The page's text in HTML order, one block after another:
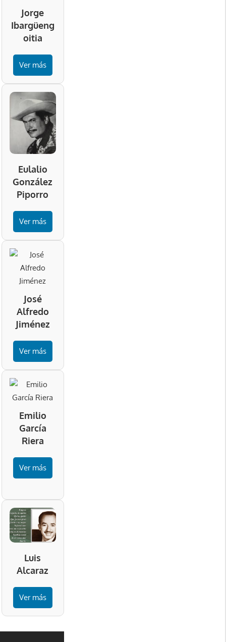
Jorge
Ibargüeng
oitia
Ver más
Eulalio
González
Piporro
Ver más
José
Alfredo
Jiménez
Ver más
Emilio
García
Riera
Ver más
Luis
Alcaraz
Ver más